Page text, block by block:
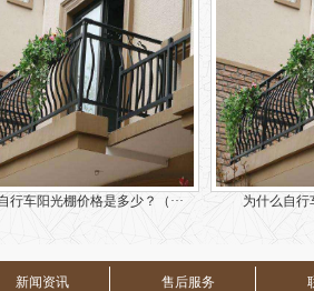
行车阳光棚价格是多少？（··· 为什么自行
新闻资讯 售后服务